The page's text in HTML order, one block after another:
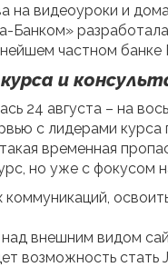
видеоуроки и
частном
и
24 августа – на
с лидерами
временная
но уже с фокусом
коммуникаций,
внешним видом
возможность стать